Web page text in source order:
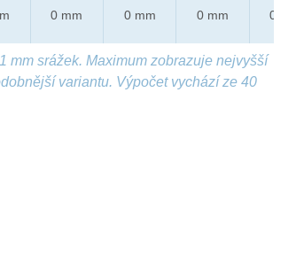
0 mm 0 mm 0 mm 0 mm
mm srážek. Maximum zobrazuje nejvyšší
variantu. Výpočet vychází ze 40